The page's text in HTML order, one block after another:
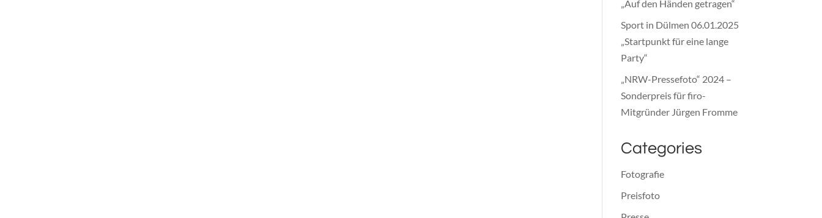
„Auf den Händen getragen“
Sport in Dülmen 06.01.2025
„Startpunkt für eine lange
Party“
„NRW-Pressefoto“ 2024 –
Sonderpreis für firo-
Mitgründer Jürgen Fromme
Categories
Fotografie
Preisfoto